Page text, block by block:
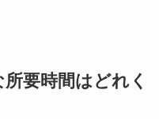
要時間はどれく